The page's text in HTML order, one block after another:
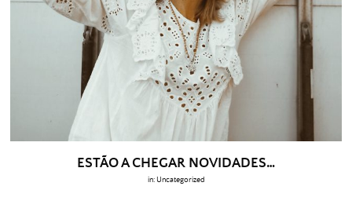
ESTÃO A CHEGAR NOVIDADES…
in: Uncategorized